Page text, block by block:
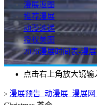
漫展返图
推荐漫展
动漫速递
授权美图
2026漫展时间表-漫
点击右上角放大镜
> 漫展预告_动漫展_漫展